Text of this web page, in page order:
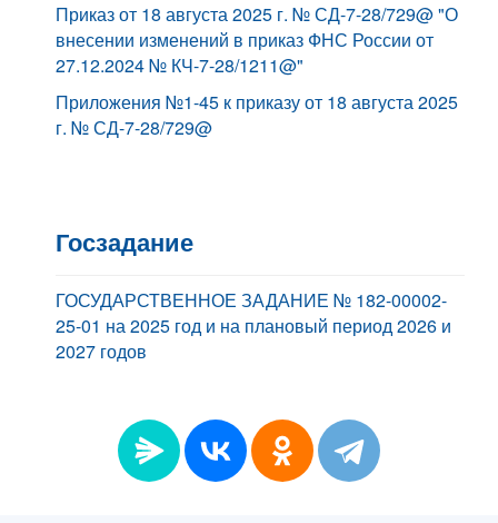
Приказ от 18 августа 2025 г. № СД-7-28/729@ "О
внесении изменений в приказ ФНС России от
27.12.2024 № КЧ-7-28/1211@"
Приложения №1-45 к приказу от 18 августа 2025
г. № СД-7-28/729@
Госзадание
ГОСУДАРСТВЕННОЕ ЗАДАНИЕ № 182-00002-
25-01 на 2025 год и на плановый период 2026 и
2027 годов